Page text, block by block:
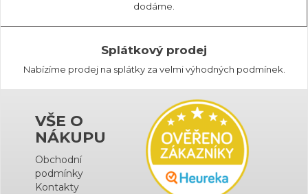
dodáme.
Splátkový prodej
Nabízíme prodej na splátky za velmi výhodných podmínek.
VŠE O
NÁKUPU
Obchodní
podmínky
Kontakty